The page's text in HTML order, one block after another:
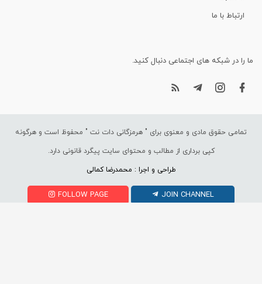
ارتباط با ما
ما را در شبکه های اجتماعی دنبال کنید.
تمامی حقوق مادی و معنوی برای " هرمزگانی دات نت " محفوظ است و هرگونه
کپی برداری از مطالب و محتوای سایت پیگرد قانونی دارد.
طراحی و اجرا : محمدرضا کمالی
FOLLOW PAGE JOIN CHANNEL